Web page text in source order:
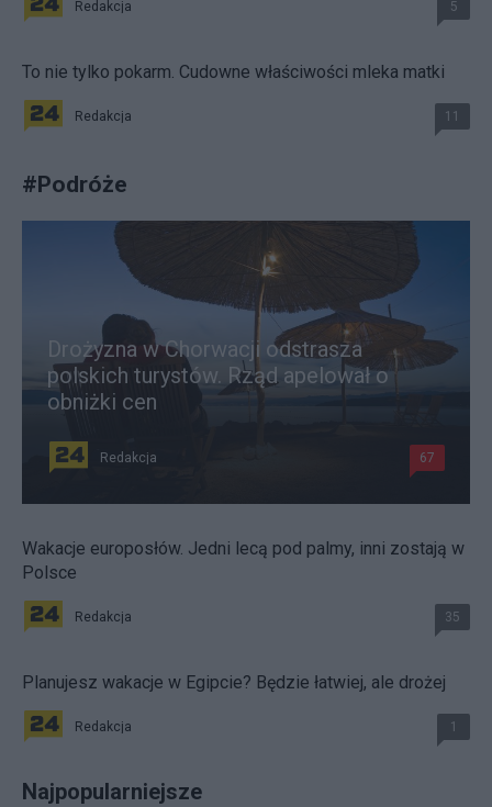
Redakcja 5
To nie tylko pokarm. Cudowne właściwości mleka matki
Redakcja 11
#Podróże
Drożyzna w Chorwacji odstrasza
polskich turystów. Rząd apelował o
obniżki cen
Redakcja 67
Wakacje europosłów. Jedni lecą pod palmy, inni zostają w
Polsce
Redakcja 35
Planujesz wakacje w Egipcie? Będzie łatwiej, ale drożej
Redakcja 1
Najpopularniejsze